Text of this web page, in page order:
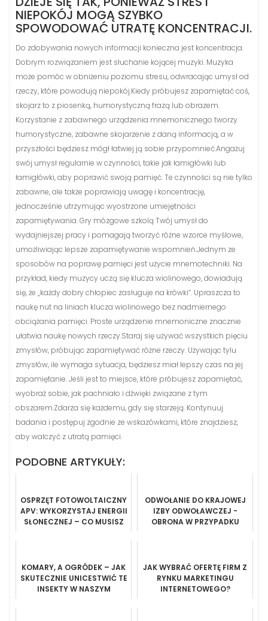
NIEPOKÓJ MOGĄ SZYBKO
SPOWODOWAĆ UTRATĘ KONCENTRACJI.
Do zdobywania nowych informacji konieczna jest koncentracja.
Dobrym rozwiązaniem jest słuchanie kojącej muzyki. Muzyka
może pomóc w obniżeniu poziomu stresu, odwracając umysł od
rzeczy, które powodują niepokój.Kiedy próbujesz zapamiętać coś,
skojarz to z piosenką, humorystyczną frazą lub obrazem.
Korzystanie z zabawnego urządzenia mnemonicznego tworzy
humorystyczne, zabawne skojarzenie z daną informacją, a w
przyszłości będziesz mógł łatwiej ją sobie przypomnieć.Angażuj
swój umysł regularnie w czynności, takie jak łamigłówki lub
łamigłówki, aby poprawić swoją pamięć. Te czynności są nie tylko
zabawne, ale także poprawiają uwagę i koncentrację,
jednocześnie utrzymując wyostrzone umiejętności
zapamiętywania. Gry mózgowe szkolą Twój umysł do
wydajniejszej pracy i pomagają tworzyć różne wzorce myślowe,
umożliwiając lepsze zapamiętywanie wspomnień.Jednym ze
sposobów na poprawę pamięci jest użycie mnemotechniki. Na
przykład, kiedy muzycy uczą się klucza wiolinowego, dowiadują
się, że „każdy dobry chłopiec zasługuje na krówki”. Upraszcza to
naukę nut na liniach klucza wiolinowego bez nadmiernego
obciążania pamięci. Proste urządzenie mnemoniczne znacznie
ułatwia naukę nowych rzeczy.Staraj się używać wszystkich pięciu
zmysłów, próbując zapamiętywać różne rzeczy. Używając tylu
zmysłów, ile wymaga sytuacja, będziesz miał lepszy czas na jej
zapamiętanie. Jeśli jest to miejsce, które próbujesz zapamiętać,
wyobraź sobie, jak pachniało i dźwięki związane z tym
obszarem.Zdarza się każdemu, gdy się starzeją. Kontynuuj
badania i postępuj zgodnie ze wskazówkami, które znajdziesz,
aby walczyć z utratą pamięci.
PODOBNE ARTYKUŁY:
OSPRZĘT FOTOWOLTAICZNY
APV: WYKORZYSTAJ ENERGII
SŁONECZNEJ – CO MUSISZ
ODWOŁANIE DO KRAJOWEJ
IZBY ODWOŁAWCZEJ -
OBRONA W PRZYPADKU
KOMARY, A OGRÓDEK – JAK
SKUTECZNIE UNICESTWIĆ TE
INSEKTY W NASZYM
JAK WYBRAĆ OFERTĘ FIRM Z
RYNKU MARKETINGU
INTERNETOWEGO?